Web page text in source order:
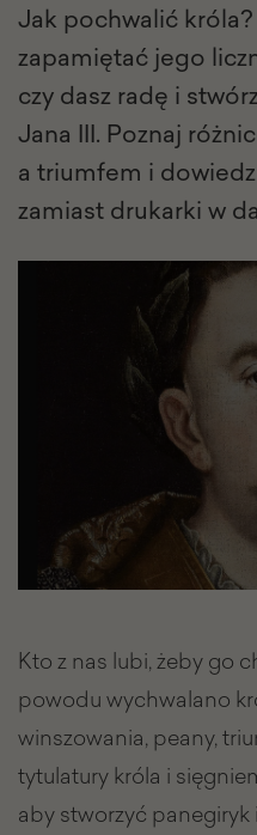
Jak pochwalić
zapamiętać jego
czy dasz radę i
Jana III. Poznaj
a triumfem i
zamiast drukarki w
Kto z nas lubi, żeby go
powodu wychwalano
winszowania, peany,
tytulatury króla i
aby stworzyć